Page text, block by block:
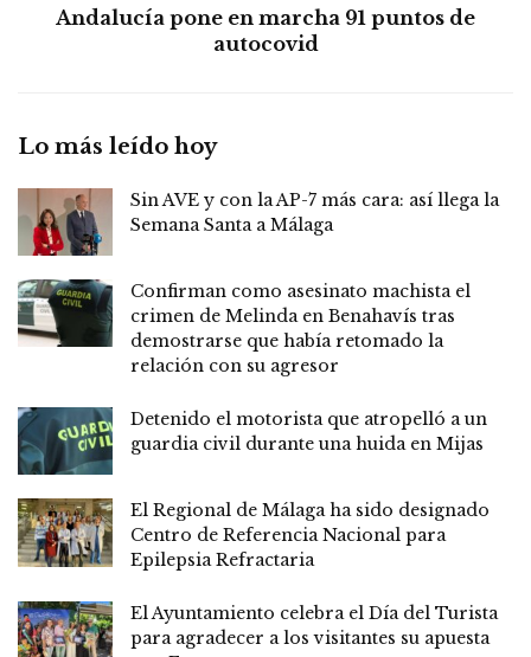
Andalucía pone en marcha 91 puntos de
autocovid
Lo más leído hoy
Sin AVE y con la AP-7 más cara: así llega la
Semana Santa a Málaga
Confirman como asesinato machista el
crimen de Melinda en Benahavís tras
demostrarse que había retomado la
relación con su agresor
Detenido el motorista que atropelló a un
guardia civil durante una huida en Mijas
El Regional de Málaga ha sido designado
Centro de Referencia Nacional para
Epilepsia Refractaria
El Ayuntamiento celebra el Día del Turista
para agradecer a los visitantes su apuesta